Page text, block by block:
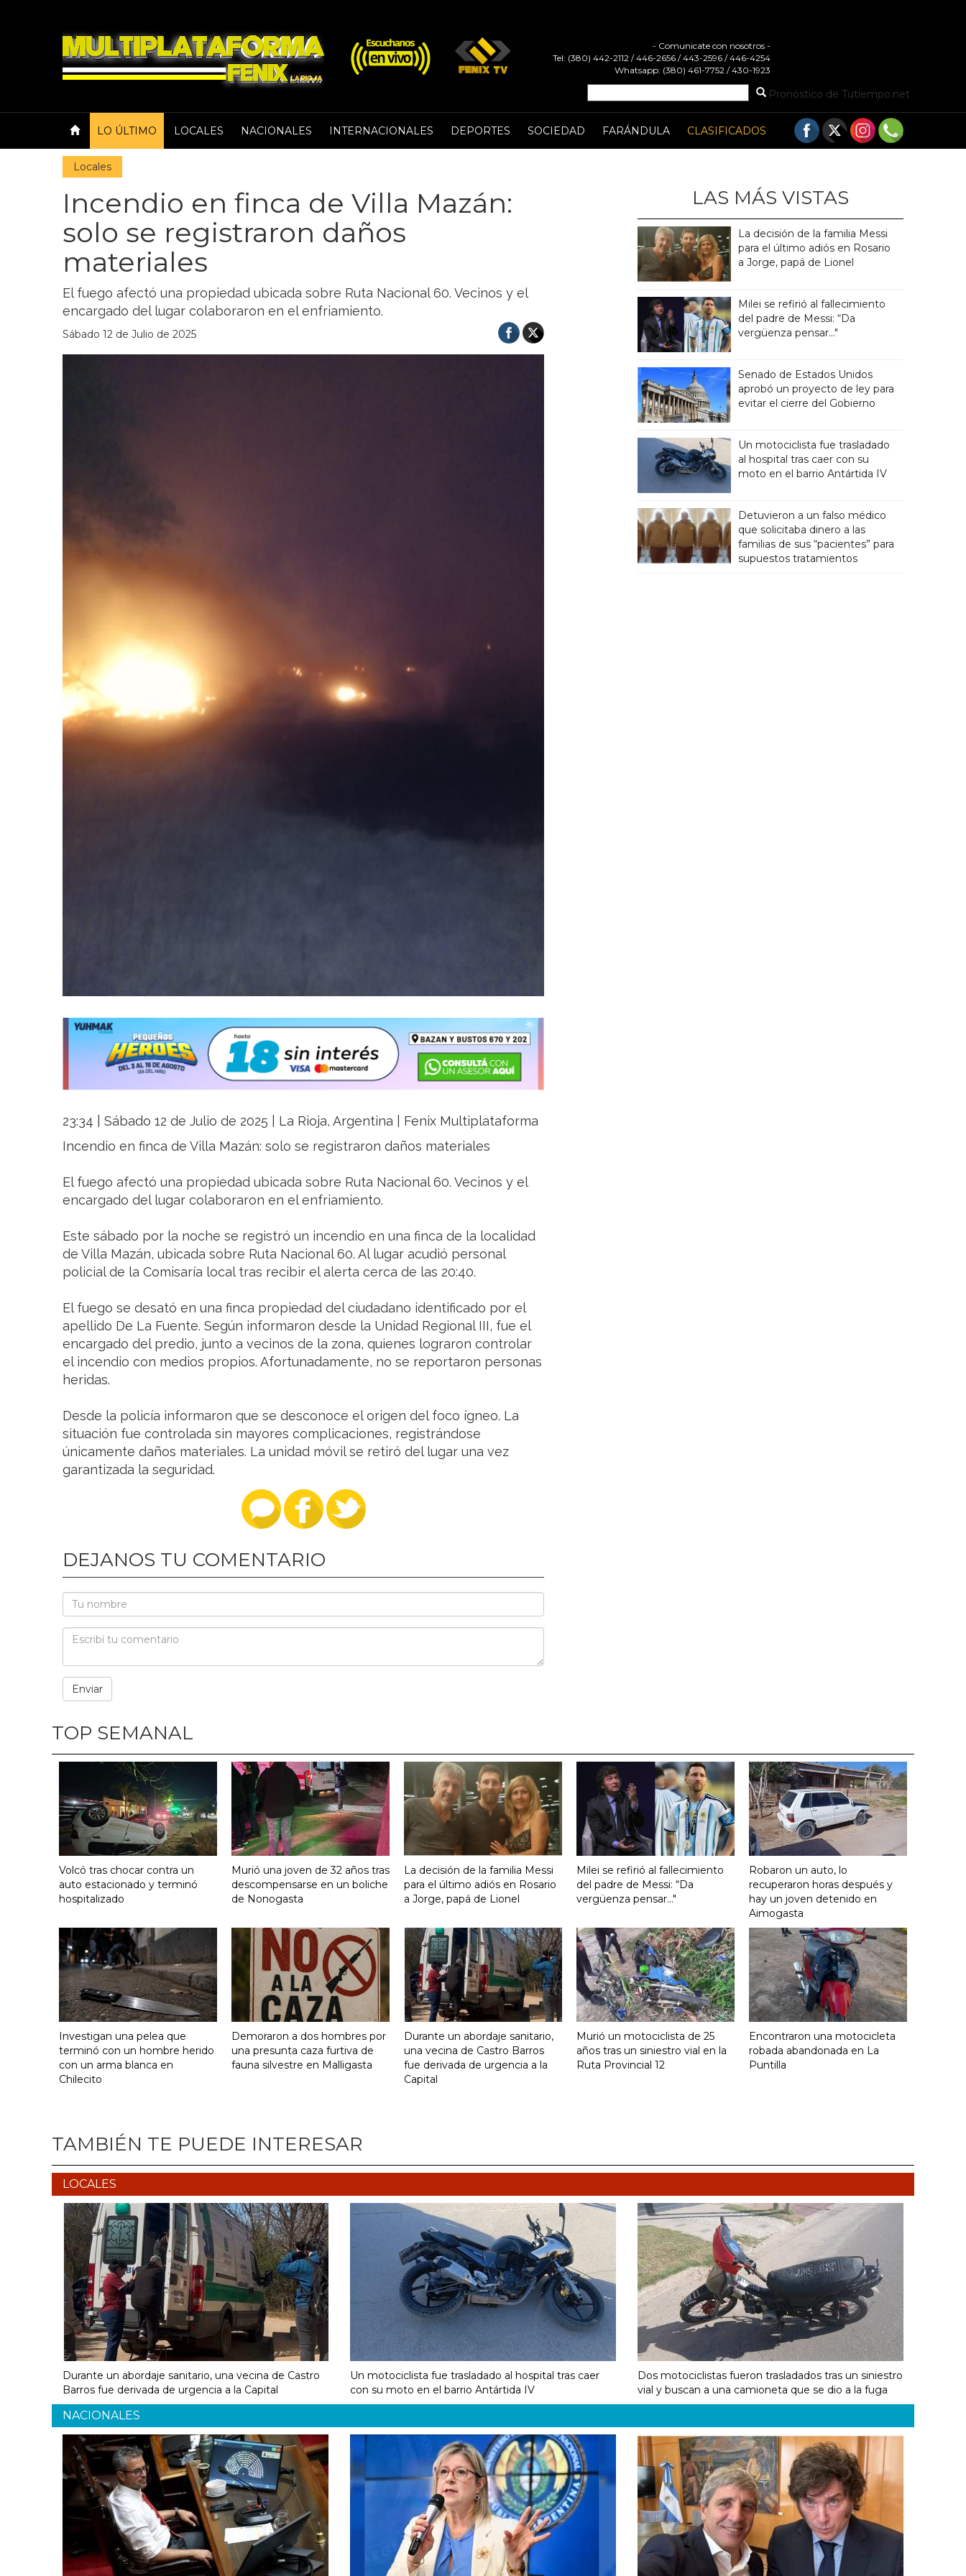
- Comunicate con nosotros -
Tel: (380) 442-2112 / 446-2656 / 443-2596 / 446-4254
Whatsapp: (380) 461-7752 / 430-1923
Pronóstico de Tutiempo.net
LO ÚLTIMO LOCALES NACIONALES INTERNACIONALES DEPORTES SOCIEDAD FARÁNDULA CLASIFICADOS
Locales
Incendio en finca de Villa Mazán:
solo se registraron daños
materiales
El fuego afectó una propiedad ubicada sobre Ruta Nacional 60. Vecinos y el
encargado del lugar colaboraron en el enfriamiento.
Sábado 12 de Julio de 2025
23:34 | Sábado 12 de Julio de 2025 | La Rioja, Argentina | Fenix Multiplataforma
Incendio en finca de Villa Mazán: solo se registraron daños materiales
El fuego afectó una propiedad ubicada sobre Ruta Nacional 60. Vecinos y el
encargado del lugar colaboraron en el enfriamiento.
Este sábado por la noche se registró un incendio en una finca de la localidad
de Villa Mazán, ubicada sobre Ruta Nacional 60. Al lugar acudió personal
policial de la Comisaría local tras recibir el alerta cerca de las 20:40.
El fuego se desató en una finca propiedad del ciudadano identificado por el
apellido De La Fuente. Según informaron desde la Unidad Regional III, fue el
encargado del predio, junto a vecinos de la zona, quienes lograron controlar
el incendio con medios propios. Afortunadamente, no se reportaron personas
heridas.
Desde la policía informaron que se desconoce el origen del foco ígneo. La
situación fue controlada sin mayores complicaciones, registrándose
únicamente daños materiales. La unidad móvil se retiró del lugar una vez
garantizada la seguridad.
DEJANOS TU COMENTARIO
LAS MÁS VISTAS
La decisión de la familia Messi
para el último adiós en Rosario
a Jorge, papá de Lionel
Milei se refirió al fallecimiento
del padre de Messi: “Da
vergüenza pensar..."
Senado de Estados Unidos
aprobó un proyecto de ley para
evitar el cierre del Gobierno
Un motociclista fue trasladado
al hospital tras caer con su
moto en el barrio Antártida IV
Detuvieron a un falso médico
que solicitaba dinero a las
familias de sus “pacientes” para
supuestos tratamientos
TOP SEMANAL
Volcó tras chocar contra un
auto estacionado y terminó
hospitalizado
Murió una joven de 32 años tras
descompensarse en un boliche
de Nonogasta
La decisión de la familia Messi
para el último adiós en Rosario
a Jorge, papá de Lionel
Milei se refirió al fallecimiento
del padre de Messi: “Da
vergüenza pensar..."
Robaron un auto, lo
recuperaron horas después y
hay un joven detenido en
Aimogasta
Investigan una pelea que
terminó con un hombre herido
con un arma blanca en
Chilecito
Demoraron a dos hombres por
una presunta caza furtiva de
fauna silvestre en Malligasta
Durante un abordaje sanitario,
una vecina de Castro Barros
fue derivada de urgencia a la
Capital
Murió un motociclista de 25
años tras un siniestro vial en la
Ruta Provincial 12
Encontraron una motocicleta
robada abandonada en La
Puntilla
TAMBIÉN TE PUEDE INTERESAR
LOCALES
Durante un abordaje sanitario, una vecina de Castro
Barros fue derivada de urgencia a la Capital
Un motociclista fue trasladado al hospital tras caer
con su moto en el barrio Antártida IV
Dos motociclistas fueron trasladados tras un siniestro
vial y buscan a una camioneta que se dio a la fuga
NACIONALES